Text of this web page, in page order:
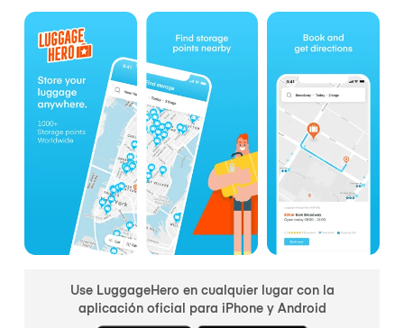
Use LuggageHero en cualquier lugar con la
aplicación oficial para iPhone y Android